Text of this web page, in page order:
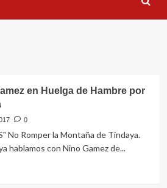
en Huelga de Hambre por
0
No Romper la Montaña de Tindaya.
hablamos con Nino Gamez de...